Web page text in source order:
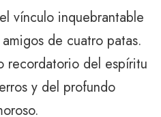
vínculo inquebrantable
de cuatro patas.
recordatorio del espíritu
y del profundo